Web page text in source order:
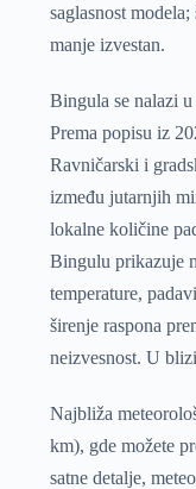
saglasnost
manje izvestan.
Bingula se nalazi
Prema popisu iz
Ravničarski i
između jutarnjih
lokalne količine
Bingulu prikazuje
temperature,
širenje raspona
neizvesnost. U
Najbliža
km), gde možete
satne detalje,